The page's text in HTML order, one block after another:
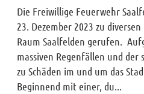
Die Freiwillige Feuerwehr
23. Dezember 2023 zu
Raum Saalfelden gerufen.
massiven Regenfällen und
zu Schäden im und um das
Beginnend mit einer, du...